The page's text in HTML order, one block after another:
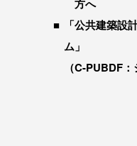
方へ
「公共建築設
ム」
（C-PUBDF